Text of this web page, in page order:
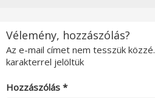
Vélemény, hozzászólás?
Az e-mail címet nem tesszük közzé.
karakterrel jelöltük
Hozzászólás *